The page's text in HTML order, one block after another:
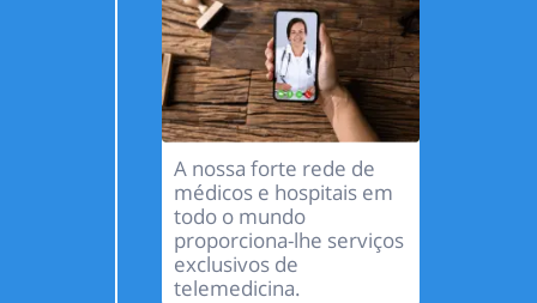
A nossa forte rede de
médicos e hospitais em
todo o mundo
proporciona-lhe serviços
exclusivos de
telemedicina.